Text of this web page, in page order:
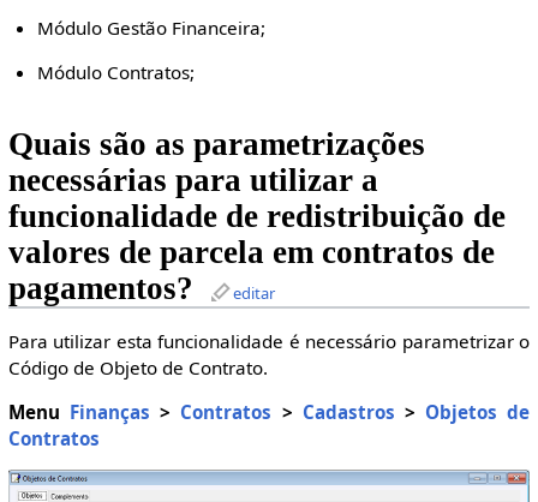
Módulo Gestão Financeira;
Módulo Contratos;
Quais são as parametrizações
necessárias para utilizar a
funcionalidade de redistribuição de
valores de parcela em contratos de
pagamentos?
editar
Para utilizar esta funcionalidade é necessário parametrizar o
Código de Objeto de Contrato.
Menu Finanças > Contratos > Cadastros > Objetos de
Contratos